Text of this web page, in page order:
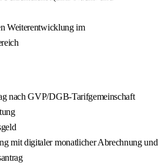
Weiterentwicklung im
nach GVP/DGB-Tarifgemeinschaft
mit digitaler monatlicher Abrechnung und